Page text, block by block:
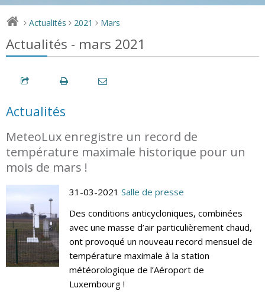
> Actualités > 2021 > Mars
Actualités - mars 2021
Actualités
MeteoLux enregistre un record de
température maximale historique pour un
mois de mars !
31-03-2021 Salle de presse
Des conditions anticycloniques, combinées
avec une masse d’air particulièrement chaud,
ont provoqué un nouveau record mensuel de
température maximale à la station
météorologique de l’Aéroport de
Luxembourg !